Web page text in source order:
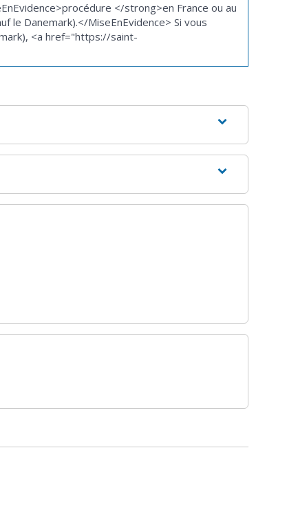
</strong>en France ou au
Danemark).</MiseEnEvidence> Si vous
<a href="https://saint-